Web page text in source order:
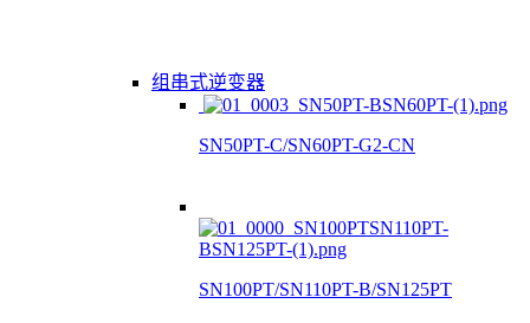
组串式逆变器
SN50PT-C/SN60PT-G2-CN
SN100PT/SN110PT-B/SN125PT